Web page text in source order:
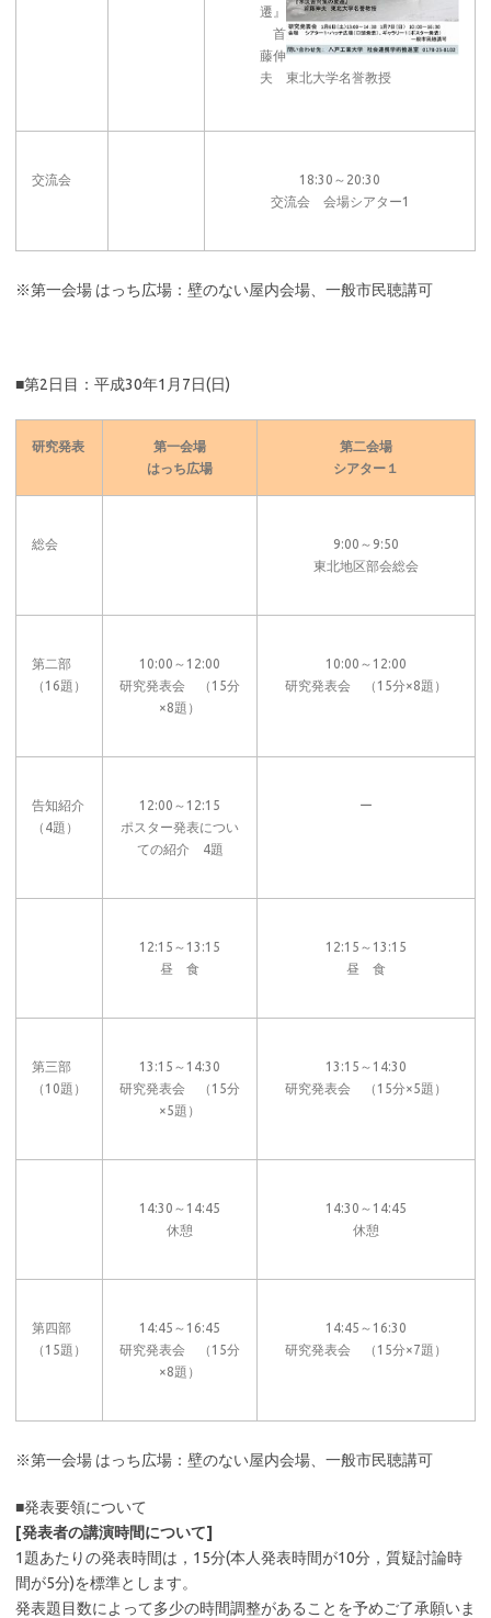
遷』
首
藤伸
夫 東北大学名誉教授
交流会
18:30～20:30
交流会 会場シアター1
※第一会場 はっち広場：壁のない屋内会場、一般市民聴講可
■第2日目：平成30年1月7日(日)
研究発表
第一会場
はっち広場
第二会場
シアター１
総会
9:00～9:50
東北地区部会総会
第二部
（16題）
10:00～12:00
研究発表会 （15分
×8題）
10:00～12:00
研究発表会 （15分×8題）
告知紹介
（4題）
12:00～12:15
ポスター発表につい
ての紹介 4題
ー
12:15～13:15
昼 食
12:15～13:15
昼 食
第三部
（10題）
13:15～14:30
研究発表会 （15分
×5題）
13:15～14:30
研究発表会 （15分×5題）
14:30～14:45
休憩
14:30～14:45
休憩
第四部
（15題）
14:45～16:45
研究発表会 （15分
×8題）
14:45～16:30
研究発表会 （15分×7題）
※第一会場 はっち広場：壁のない屋内会場、一般市民聴講可
■発表要領について
[発表者の講演時間について]
1題あたりの発表時間は，15分(本人発表時間が10分，質疑討論時
間が5分)を標準とします。
発表題目数によって多少の時間調整があることを予めご了承願いま